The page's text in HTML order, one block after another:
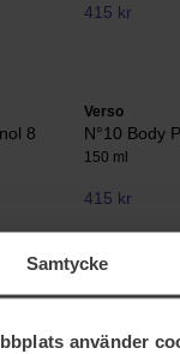
Samtycke
använder
415 kr
8
Verso
N°10 Body
150 ml
415 kr
Verso
40 ml